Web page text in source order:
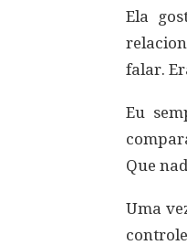
Ela
falar.
Eu
Que
Uma